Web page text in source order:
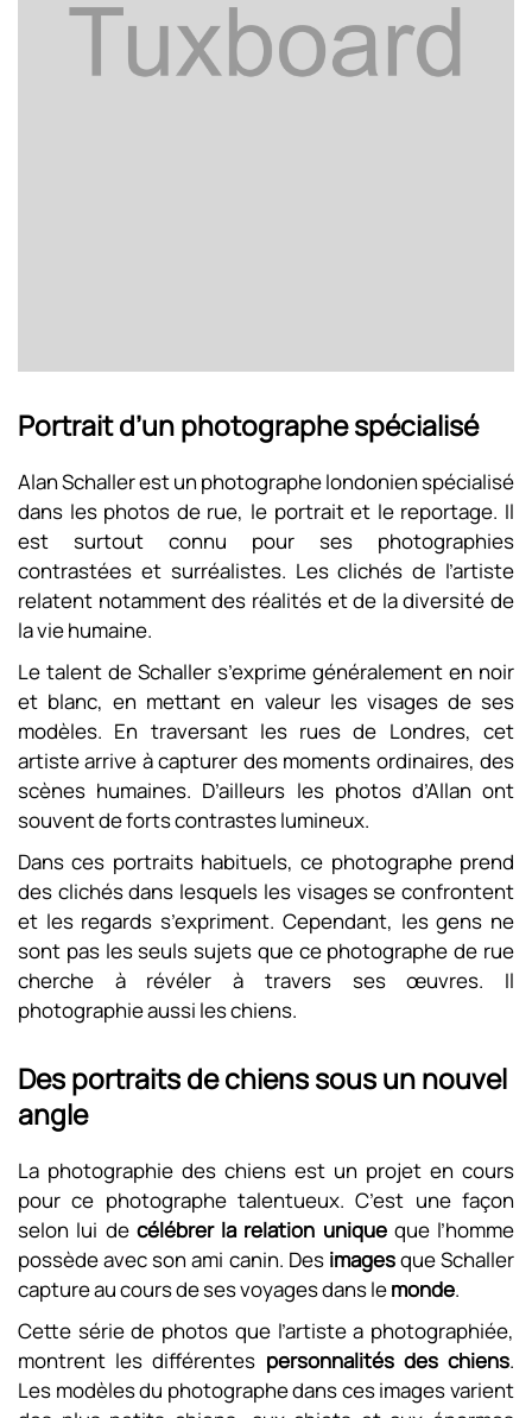
Portrait d’un photographe spécialisé
Alan Schaller est un photographe londonien spécialisé
dans les photos de rue, le portrait et le reportage. Il
est surtout connu pour ses photographies
contrastées et surréalistes. Les clichés de l’artiste
relatent notamment des réalités et de la diversité de
la vie humaine.
Le talent de Schaller s’exprime généralement en noir
et blanc, en mettant en valeur les visages de ses
modèles. En traversant les rues de Londres, cet
artiste arrive à capturer des moments ordinaires, des
scènes humaines. D’ailleurs les photos d’Allan ont
souvent de forts contrastes lumineux.
Dans ces portraits habituels, ce photographe prend
des clichés dans lesquels les visages se confrontent
et les regards s’expriment. Cependant, les gens ne
sont pas les seuls sujets que ce photographe de rue
cherche à révéler à travers ses œuvres. Il
photographie aussi les chiens.
Des portraits de chiens sous un nouvel
angle
La photographie des chiens est un projet en cours
pour ce photographe talentueux. C’est une façon
selon lui de célébrer la relation uniqueque l’homme
possède avec son ami canin. Des imagesque Schaller
capture au cours de ses voyages dans lemonde.
Cette série de photos que l’artiste a photographiée,
montrent les différentes personnalités des chiens.
Les modèles du photographe dans ces images varient